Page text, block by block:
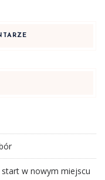
w nowym miejscu